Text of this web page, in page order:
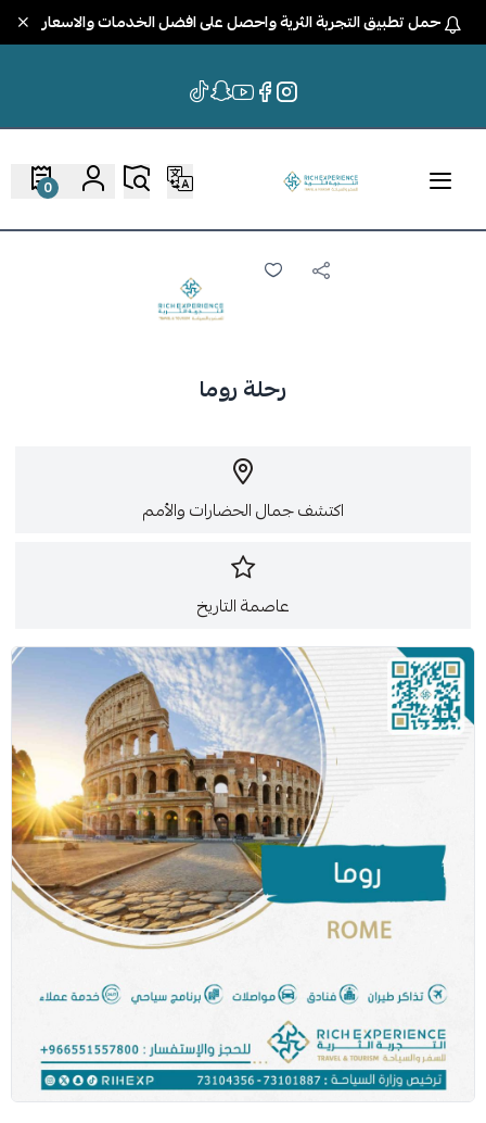
حمل تطبيق التجربة الثرية واحصل على افضل الخدمات والاسعار
0
رحلة روما
اكتشف جمال الحضارات والأمم
عاصمة التاريخ